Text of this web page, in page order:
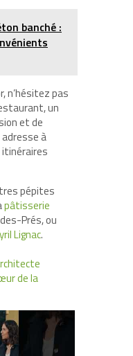
banché :
n’hésitez pas
un
et de
adresse à
itinéraires
pépites
pâtisserie
Prés, ou
Lignac.
de la